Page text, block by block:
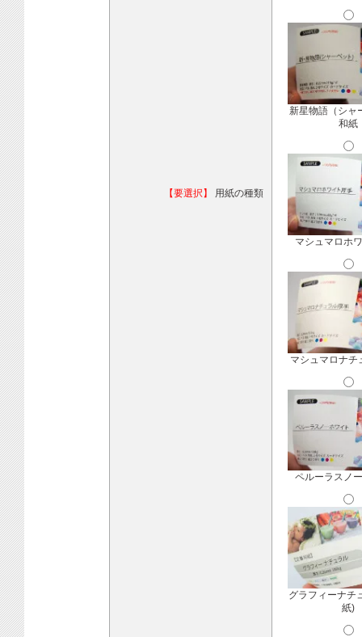
【要選択】 用紙の種類
新星物語（シャ
和紙
マシュマロホ
マシュマロナチ
ペルーラスノ
グラフィーナチ
紙)